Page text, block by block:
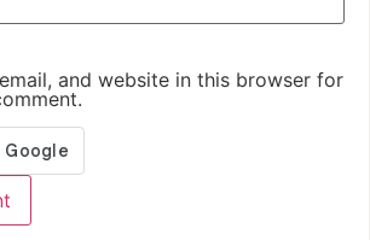
and website in this browser for